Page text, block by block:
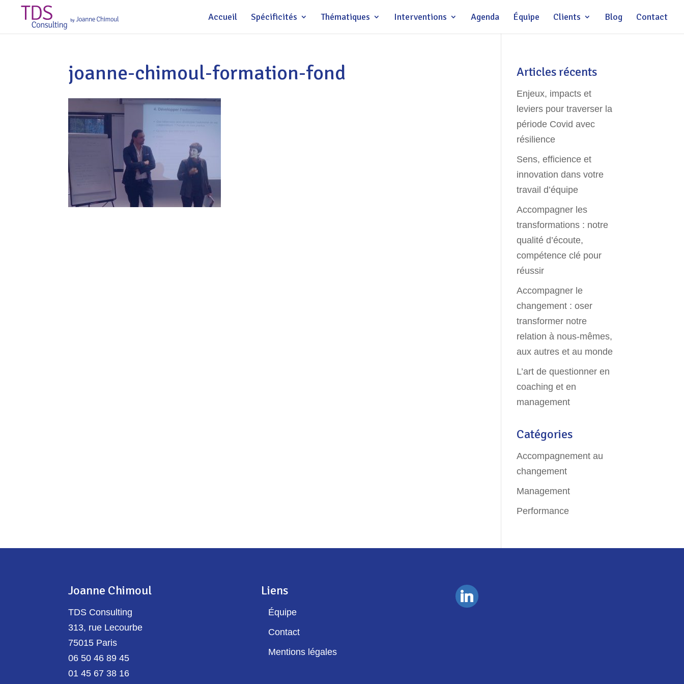
Accueil Spécificités Thématiques Interventions Agenda Équipe Clients Blog Contact
joanne-chimoul-formation-fond Articles récents
Enjeux, impacts et
leviers pour traverser la
période Covid avec
résilience
Sens, efficience et
innovation dans votre
travail d’équipe
Accompagner les
transformations : notre
qualité d’écoute,
compétence clé pour
réussir
Accompagner le
changement : oser
transformer notre
relation à nous-mêmes,
aux autres et au monde
L’art de questionner en
coaching et en
management
Catégories
Accompagnement au
changement
Management
Performance
Joanne Chimoul
TDS Consulting
313, rue Lecourbe
75015 Paris
06 50 46 89 45
01 45 67 38 16
Liens
Équipe
Contact
Mentions légales